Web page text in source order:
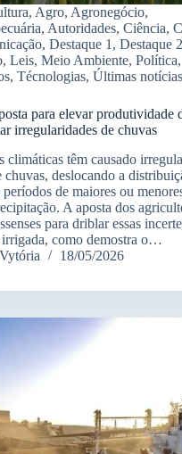
, Agro, Agronegócio,
, Autoridades, Ciência,
, Destaque 1 , Destaque 2
, Leis, Meio Ambiente, Política,
, Técnologias, Últimas notícias
para elevar produtividade
irregularidades de chuvas
climáticas têm causado
chuvas, deslocando a
de maiores ou
A aposta dos
para driblar essas
irrigada, como demostra o…
18/05/2026